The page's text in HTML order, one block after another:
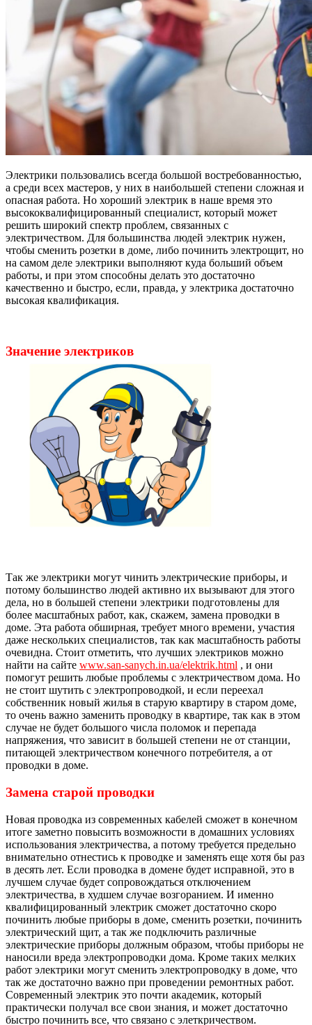
Электрики пользовались всегда большой востребованностью,
а среди всех мастеров, у них в наибольшей степени сложная и
опасная работа. Но хороший электрик в наше время это
высококвалифицированный специалист, который может
решить широкий спектр проблем, связанных с
электричеством. Для большинства людей электрик нужен,
чтобы сменить розетки в доме, либо починить электрощит, но
на самом деле электрики выполняют куда больший объем
работы, и при этом способны делать это достаточно
качественно и быстро, если, правда, у электрика достаточно
высокая квалификация.
Значение электриков
Так же электрики могут чинить электрические приборы, и
потому большинство людей активно их вызывают для этого
дела, но в большей степени электрики подготовлены для
более масштабных работ, как, скажем, замена проводки в
доме. Эта работа обширная, требует много времени, участия
даже нескольких специалистов, так как масштабность работы
очевидна. Стоит отметить, что лучших электриков можно
найти на сайте www.san-sanych.in.ua/elektrik.html , и они
помогут решить любые проблемы с электричеством дома. Но
не стоит шутить с электропроводкой, и если переехал
собственник новый жилья в старую квартиру в старом доме,
то очень важно заменить проводку в квартире, так как в этом
случае не будет большого числа поломок и перепада
напряжения, что зависит в большей степени не от станции,
питающей электричеством конечного потребителя, а от
проводки в доме.
Замена старой проводки
Новая проводка из современных кабелей сможет в конечном
итоге заметно повысить возможности в домашних условиях
использования электричества, а потому требуется предельно
внимательно отнестись к проводке и заменять еще хотя бы раз
в десять лет. Если проводка в домене будет исправной, это в
лучшем случае будет сопровождаться отключением
электричества, в худшем случае возгоранием. И именно
квалифицированный электрик сможет достаточно скоро
починить любые приборы в доме, сменить розетки, починить
электрический щит, а так же подключить различные
электрические приборы должным образом, чтобы приборы не
наносили вреда электропроводки дома. Кроме таких мелких
работ электрики могут сменить электропроводку в доме, что
так же достаточно важно при проведении ремонтных работ.
Современный электрик это почти академик, который
практически получал все свои знания, и может достаточно
быстро починить все, что связано с элеткричеством.